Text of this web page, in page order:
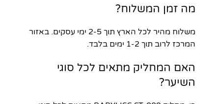
מה זמן המשלוח?
משלוח מהיר לכל הארץ תוך 2-5 ימי עסקים. באזור
המרכז לרוב תוך 1-2 ימים בלבד.
האם המחליק מתאים לכל סוגי
השיער?